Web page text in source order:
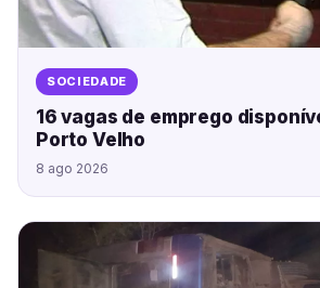
SOCIEDADE
16 vagas de emprego
Porto Velho
8 ago 2026